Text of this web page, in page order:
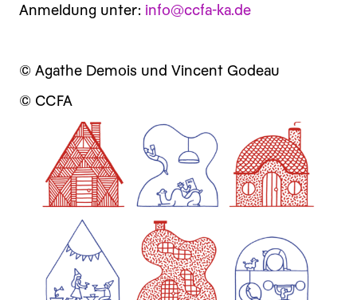
Anmeldung unter: info@ccfa-ka.de
© Agathe Demois und Vincent Godeau
© CCFA